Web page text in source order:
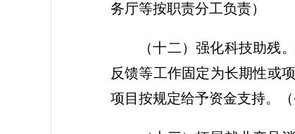
务厅等按职责分工负责）
（十二）强化科技助残。
反馈等工作固定为长期性或
项目按规定给予资金支持。